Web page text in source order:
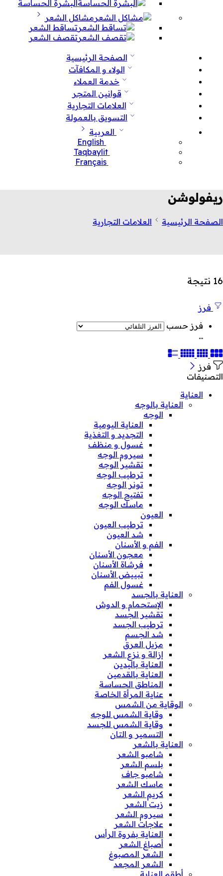
البشرة الحساسة
مشاكل الشعر
تساقط الشعر
تقصف الشعر
الصفحة الرئيسية
الولاء و المكافآت
خدمة العملاء
قوانين المتجر
العلامات التجارية
التسويق بالعمولة
العربية
English
Taqbaylit
Français
ريفولوشن
الصفحة الرئيسية العلامات التجارية
16 نتيجة
فرز
فرز حسب
...
فرز
التصنيفات
العناية
العناية بالوجه
الوجه
العناية اليومية
التجديد و التغذية
غسول و منظف
سيروم الوجه
تقشير الوجه
ترطيب الوجه
تونر الوجه
تفتيح الوجه
ماسك الوجه
العيون
ترطيب العيون
شد العيون
الفم و الأسنان
معجون الأسنان
فرشاة الأسنان
تبييض الأسنان
غسول الفم
العناية بالجسد
الإستحمام و الدوش
تقشير الجسد
ترطيب الجسد
شد الجسم
مزيل العرق
إزالة و نزع الشعر
العناية باليدين
العناية بالقدمين
المناطق الحساسة
عناية المرأة الخاصة
الوقاية من الشمس
وقاية الشمس للوجه
وقاية الشمس للجسد
التسمير و التان
العناية بالشعر
شامبو الشعر
بلسم الشعر
شامبو جاف
ماسك الشعر
كريم الشعر
زيت الشعر
سيروم الشعر
علاجات الشعر
العناية بفروة الرأس
أصباغ الشعر
الشعر المصبوغ
الشعر المجعد